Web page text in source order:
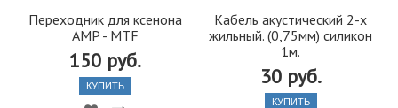
Переходник для ксенона
AMP - MTF
150 руб.
КУПИТЬ
Кабель акустический 2-х
жильный. (0,75мм) силикон
1м.
30 руб.
КУПИТЬ